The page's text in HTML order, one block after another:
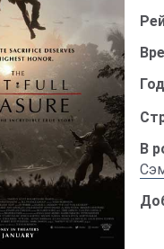
В